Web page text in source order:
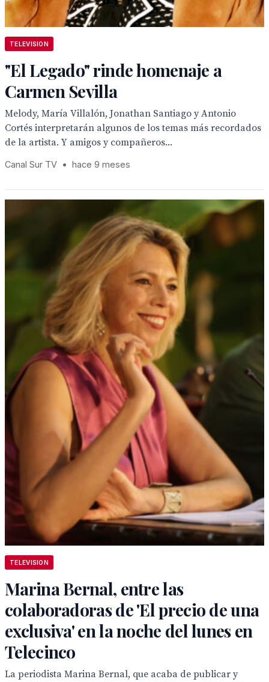
TELEVISION
"El Legado" rinde homenaje a
Carmen Sevilla
Melody, María Villalón, Jonathan Santiago y Antonio
Cortés interpretarán algunos de los temas más recordados
de la artista. Y amigos y compañeros...
Canal Sur TV • hace 9 meses
TELEVISION
Marina Bernal, entre las
colaboradoras de 'El precio de una
exclusiva' en la noche del lunes en
Telecinco
La periodista Marina Bernal, que acaba de publicar y